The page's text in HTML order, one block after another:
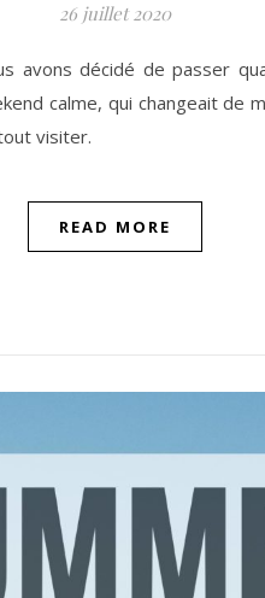
26 juillet 2020
avons décidé de passer
calme, qui changeait de
visiter.
READ MORE